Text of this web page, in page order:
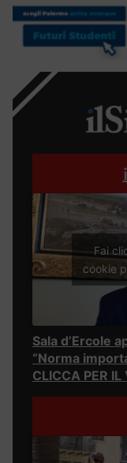
Fai
cookie
Sala d’Ercole
“Norma
CLICCA PER IL